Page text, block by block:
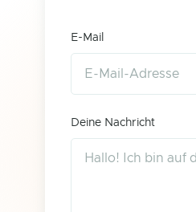
E-Mail
Deine Nachricht